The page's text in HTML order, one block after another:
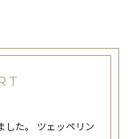
した。 ツェッペリン